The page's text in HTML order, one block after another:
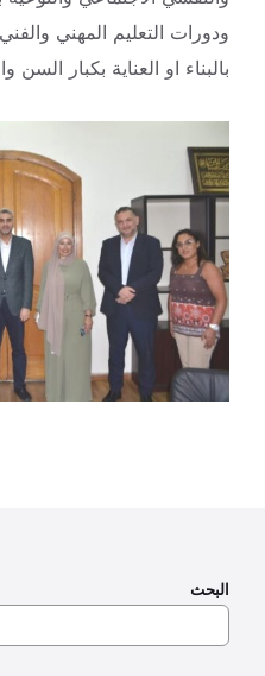
ودورات التعليم المهني
بالبناء او العناية بكبار
البحث